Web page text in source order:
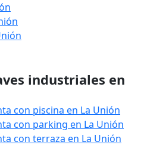
industriales en
con piscina en La Unión
con parking en La Unión
con terraza en La Unión